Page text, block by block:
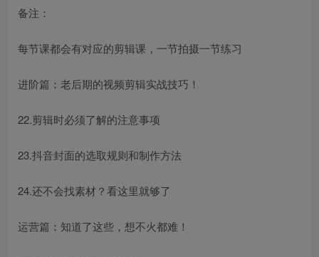
备注：
每节课都会有对应的剪辑课，一节拍摄一节练习
进阶篇：老后期的视频剪辑实战技巧！
22.剪辑时必须了解的注意事项
23.抖音封面的选取规则和制作方法
24.还不会找素材？看这里就够了
运营篇：知道了这些，想不火都难！